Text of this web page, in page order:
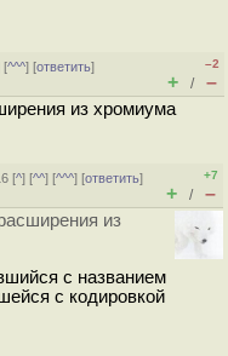
[^^^] [ответить]
–2
+ / –
из хромиума
[^] [^^] [^^^] [ответить]
+7
+ / –
из
с названием
с кодировкой